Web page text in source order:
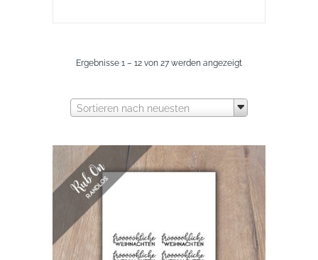
Ergebnisse 1 – 12 von 27 werden angezeigtNach
sortiert
Sortieren nach neuesten